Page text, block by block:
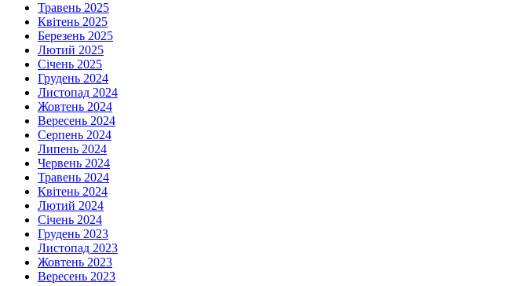
Травень 2025
Квітень 2025
Березень 2025
Лютий 2025
Січень 2025
Грудень 2024
Листопад 2024
Жовтень 2024
Вересень 2024
Серпень 2024
Липень 2024
Червень 2024
Травень 2024
Квітень 2024
Лютий 2024
Січень 2024
Грудень 2023
Листопад 2023
Жовтень 2023
Вересень 2023